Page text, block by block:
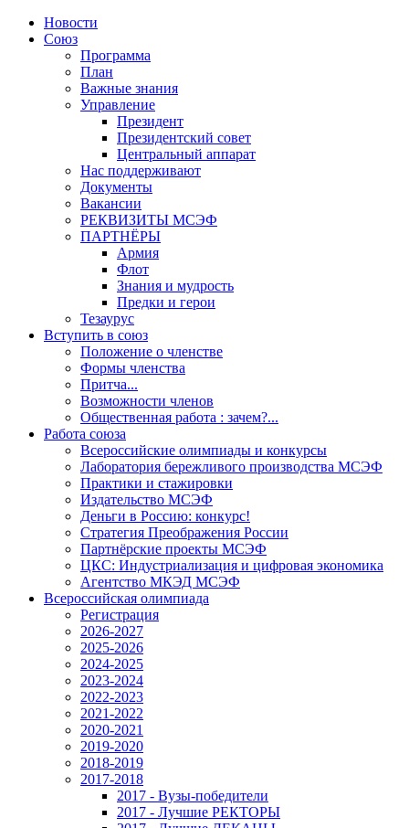
Новости
Союз
Программа
План
Важные знания
Управление
Президент
Президентский совет
Центральный аппарат
Нас поддерживают
Документы
Вакансии
РЕКВИЗИТЫ МСЭФ
ПАРТНЁРЫ
Армия
Флот
Знания и мудрость
Предки и герои
Тезаурус
Вступить в союз
Положение о членстве
Формы членства
Притча...
Возможности членов
Общественная работа : зачем?...
Работа союза
Всероссийские олимпиады и конкурсы
Лаборатория бережливого производства МСЭФ
Практики и стажировки
Издательство МСЭФ
Деньги в Россию: конкурс!
Стратегия Преображения России
Партнёрские проекты МСЭФ
ЦКС: Индустриализация и цифровая экономика
Агентство МКЭД МСЭФ
Всероссийская олимпиада
Регистрация
2026-2027
2025-2026
2024-2025
2023-2024
2022-2023
2021-2022
2020-2021
2019-2020
2018-2019
2017-2018
2017 - Вузы-победители
2017 - Лучшие РЕКТОРЫ